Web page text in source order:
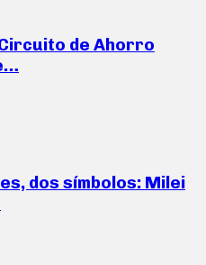
de Ahorro
dos símbolos: Milei